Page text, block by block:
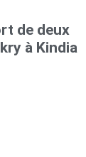
de deux
à Kindia